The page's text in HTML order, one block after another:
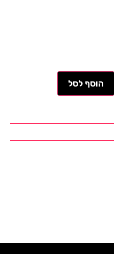
הוסף לסל